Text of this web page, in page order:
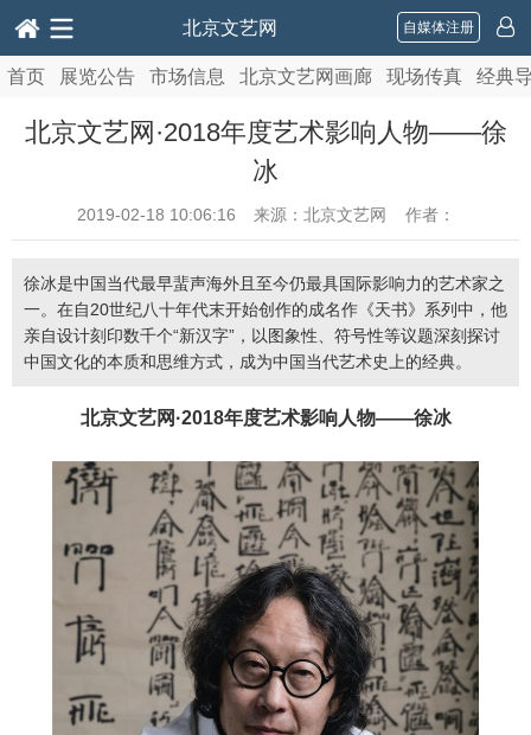
北京文艺网 自媒体注册
首页 展览公告 市场信息 北京文艺网画廊 现场传真 经典
北京文艺网·2018年度艺术影响人物——徐
冰
2019-02-18 10:06:16 来源：北京文艺网 作者：
徐冰是中国当代最早蜚声海外且至今仍最具国际影响力的艺术家之
一。在自20世纪八十年代末开始创作的成名作《天书》系列中，他
亲自设计刻印数千个“新汉字”，以图象性、符号性等议题深刻探讨
中国文化的本质和思维方式，成为中国当代艺术史上的经典。
北京文艺网·2018年度艺术影响人物——徐冰